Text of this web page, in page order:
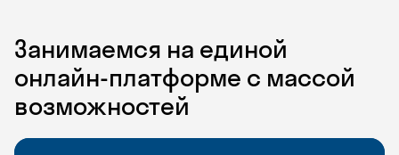
Занимаемся на единой
онлайн-платформе с массой
возможностей